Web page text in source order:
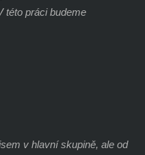
této práci budeme
v hlavní skupině, ale od